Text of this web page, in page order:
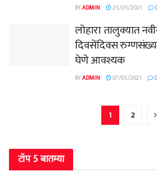
BYADMIN 25/05/2021
लोहारा तालुक्यात
दिवसेंदिवस
घेणे आवश्यक
BYADMIN 07/05/2021 0
1 2
टॉप 5 बातम्या